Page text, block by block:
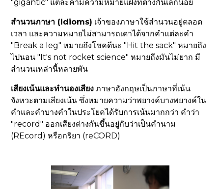
"gigantic" แต่ละคำมีความหมายแฝงที่ต่างกันเล็กน้อย
สำนวนภาษา (Idioms) เจ้าของภาษาใช้สำนวนอยู่ตลอด
เวลา และความหมายไม่สามารถเดาได้จากคำแต่ละคำ
"Break a leg" หมายถึงโชคดีนะ "Hit the sack" หมายถึง
ไปนอน "It's not rocket science" หมายถึงมันไม่ยาก มี
สำนวนเหล่านี้หลายพัน
เสียงเน้นและทำนองเสียง ภาษาอังกฤษเป็นภาษาที่เน้น
จังหวะตามเสียงเน้น ซึ่งหมายความว่าพยางค์บางพยางค์ใน
คำและคำบางคำในประโยคได้รับการเน้นมากกว่า คำว่า
"record" ออกเสียงต่างกันขึ้นอยู่กับว่าเป็นคำนาม
(REcord) หรือกริยา (reCORD)